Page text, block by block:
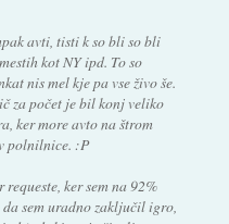
avti, tisti k so bli so bli
kot NY ipd. To so
nis mel kje pa vse živo še.
za počet je bil konj veliko
ker more avto na štrom
polnilnice. :P
ker sem na 92%
sem uradno zaključil igro,